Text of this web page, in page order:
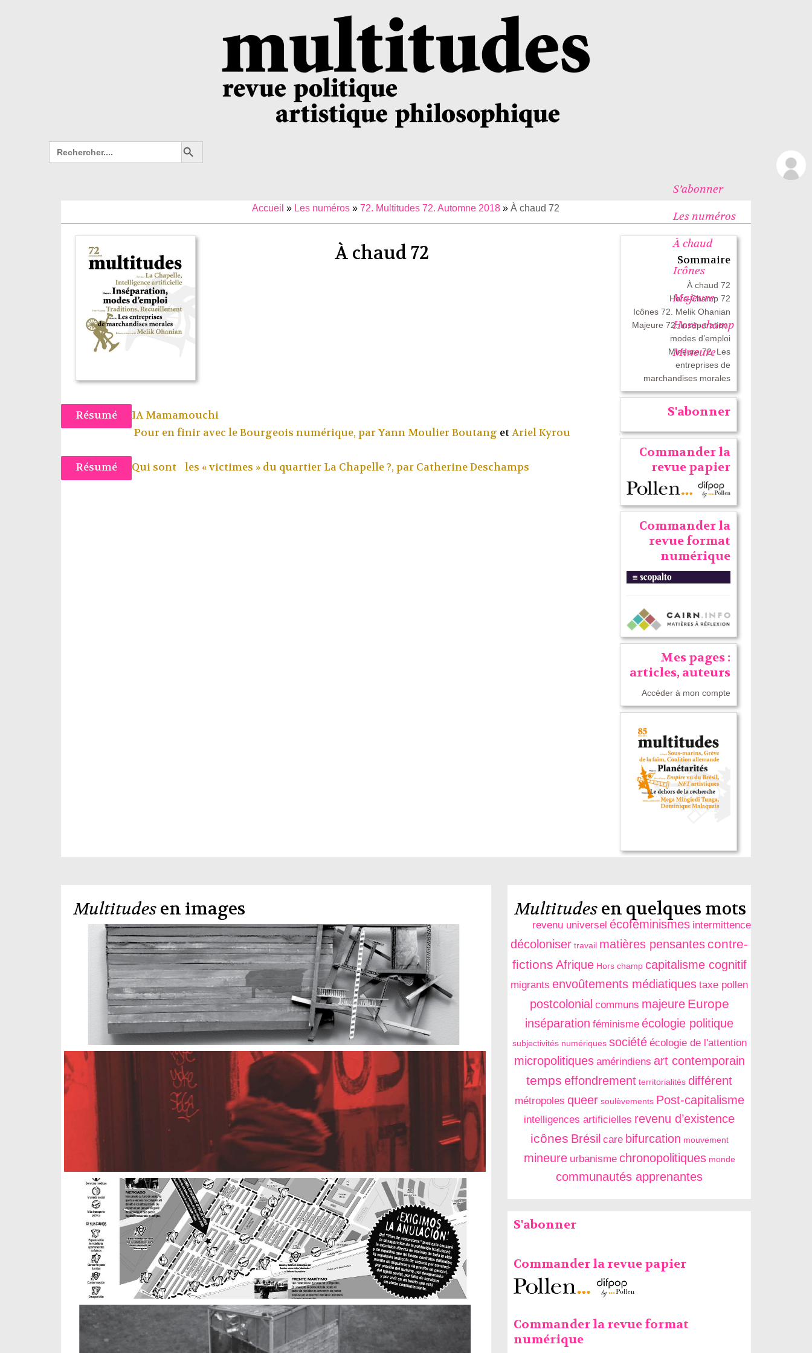
Search
for:
Search Button
S’abonner
Les numéros
À chaud
Icônes
Majeure
Hors-champ
Mineure
Accueil » Les numéros »72. Multitudes 72. Automne 2018 »À chaud 72
À chaud 72 Sommaire
À chaud 72
Hors-Champ 72
Icônes 72. Melik Ohanian
Majeure 72. Inséparation,
modes d’emploi
Mineure 72. Les
entreprises de
marchandises morales
S'abonner
Commander la
revue papier
Commander la
revue format
numérique
Mes pages :
articles, auteurs
Accéder à mon compte
Résumé
IA Mamamouchi
Pour en finir avec le Bourgeois numérique, parYann Moulier Boutang etAriel Kyrou
Résumé Qui sont les « victimes » du quartier La Chapelle ?, par Catherine Deschamps
Multitudesen images Multitudesen quelques mots
revenu universel écoféminismes intermittence
décoloniser travail matières pensantes contre-
fictions Afrique Hors champ capitalisme cognitif
migrants envoûtements médiatiques taxe pollen
postcolonial communs majeure Europe
inséparation féminisme écologie politique
subjectivités numériques société écologie de l'attention
micropolitiques amérindiens art contemporain
temps effondrement territorialités différent
métropoles queer soulèvements Post-capitalisme
intelligences artificielles revenu d’existence
icônes Brésil care bifurcation mouvement
mineure urbanisme chronopolitiques monde
communautés apprenantes
S'abonner
Commander la revue papier
Commander la revue format
numérique